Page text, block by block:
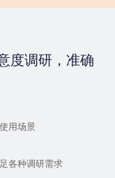
度调研，准确
用场景
各种调研需求